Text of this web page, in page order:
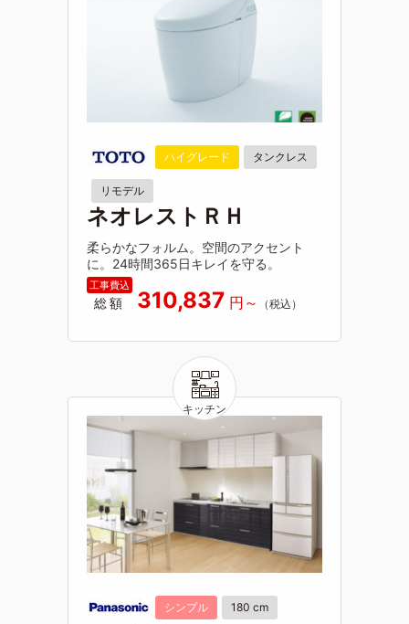
ハイグレード タンクレス
リモデル
ネオレストＲＨ
柔らかなフォルム。空間のアクセント
に。24時間365日キレイを守る。
総額 310,837
シンプル 180 cm